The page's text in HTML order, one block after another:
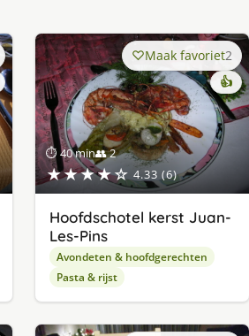
⏱ 40 min👥 2
★★★★☆ 4.33 (6)
Maak favoriet2
👍
Hoofdschotel kerst Juan-
Les-Pins
Avondeten & hoofdgerechten
Pasta & rijst